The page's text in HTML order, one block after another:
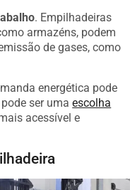
. Empilhadeiras
armazéns, podem
de gases, como
energética pode
pode ser umaescolha
acessível e